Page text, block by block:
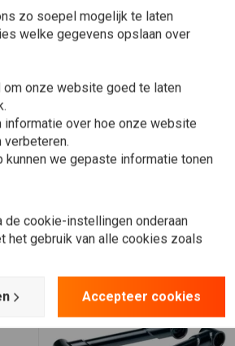
zo soepel mogelijk te laten
welke gegevens opslaan over
onze website goed te laten
over hoe onze website
kunnen we gepaste informatie tonen
de cookie-instellingen onderaan
het gebruik van alle cookies zoals
Accepteer cookies